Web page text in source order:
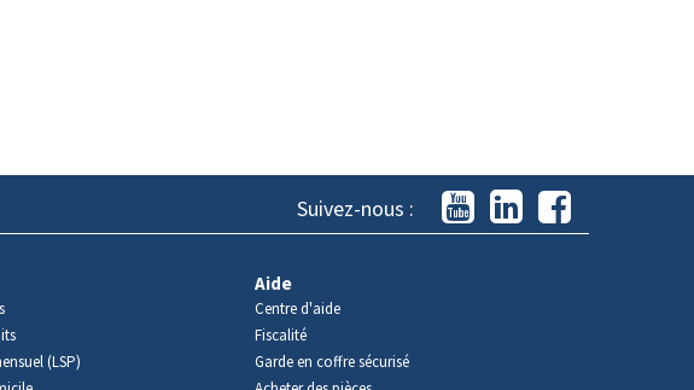
Suivez-nous :
(LSP)
Aide
Centre d'aide
Fiscalité
Garde en coffre sécurisé